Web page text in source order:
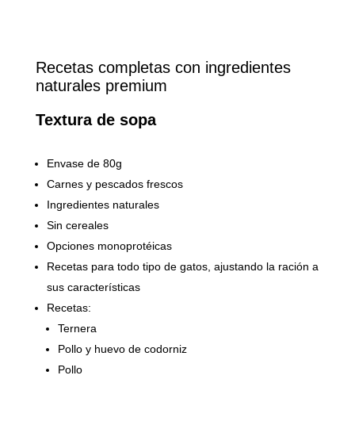
Recetas completas con ingredientes
naturales premium
Textura de sopa
Envase de 80g
Carnes y pescados frescos
Ingredientes naturales
Sin cereales
Opciones monoprotéicas
Recetas para todo tipo de gatos, ajustando la ración a
sus características
Recetas:
Ternera
Pollo y huevo de codorniz
Pollo